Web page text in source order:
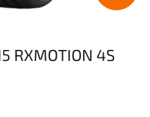
RXMOTION 4S